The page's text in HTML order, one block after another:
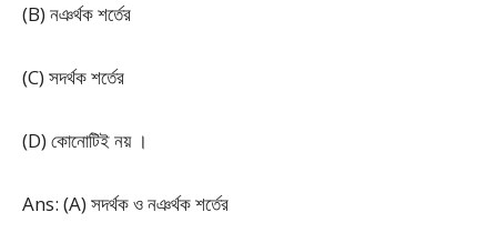
(B) নঞর্থক শর্তের
(C) সদর্থক শর্তের
(D) কোনোটিই নয় ।
Ans: (A) সদর্থক ও নঞর্থক শর্তের